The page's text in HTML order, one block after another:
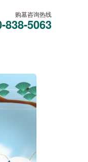
购墓咨询热线
838-5063